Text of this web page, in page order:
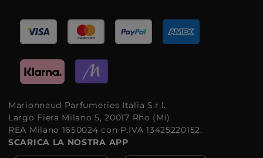
Marionnaud Parfumeries Italia S.r.l.
Largo Fiera Milano 5, 20017 Rho (MI)
REA Milano 1650024 con P.IVA 13425220152.
SCARICA LA NOSTRA APP